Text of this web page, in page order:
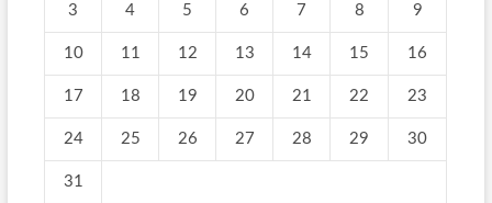
3 4 5 6 7 8 9
10 11 12 13 14 15 16
17 18 19 20 21 22 23
24 25 26 27 28 29 30
31